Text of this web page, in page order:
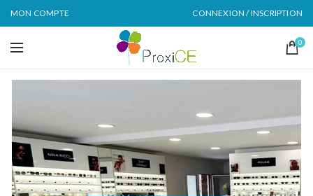
MON COMPTE CONNEXION / INSCRIPTION
0